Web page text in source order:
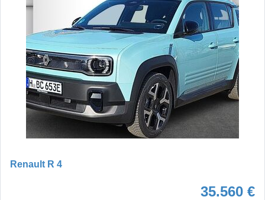
Renault R 4
35.560 €